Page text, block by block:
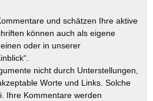
und schätzen Ihre aktive
können auch als eigene
oder in unserer
nicht durch Unterstellungen,
Worte und Links. Solche
Ihre Kommentare werden